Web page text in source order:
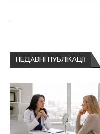
НЕДАВНІ ПУБЛІКАЦІЇ